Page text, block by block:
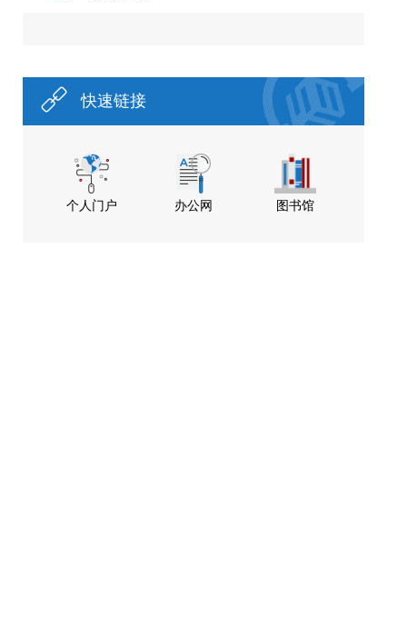
快速链接
个人门户 办公网 图书馆